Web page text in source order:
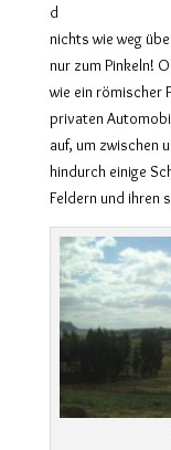
d
nichts wie weg
nur zum Pinkeln!
wie ein römischer
privaten
auf, um zwischen
hindurch einige
Feldern und ihren